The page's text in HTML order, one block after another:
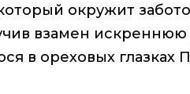
окружит
взамен
в ореховых глазках